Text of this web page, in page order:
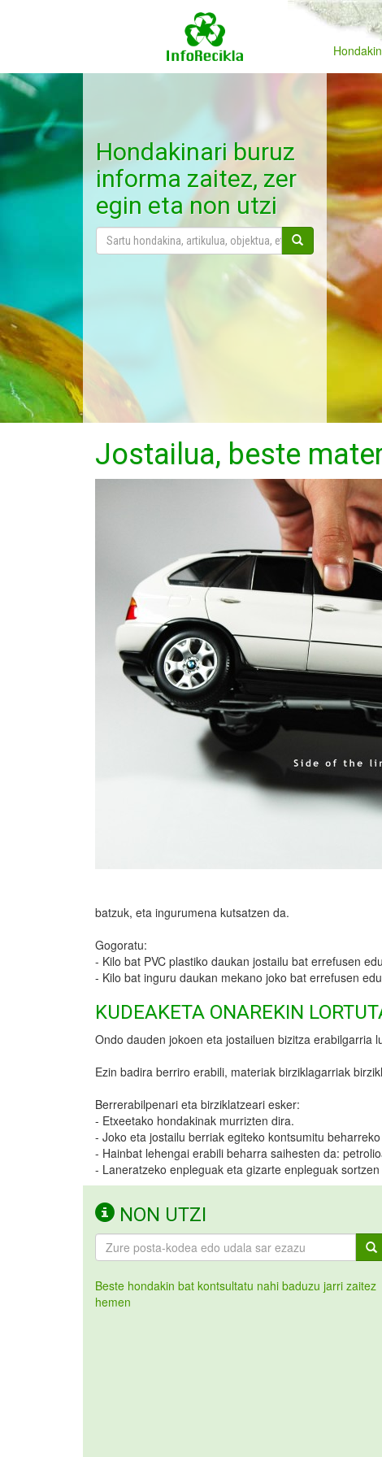
Hondakinari buruz
informa zaitez, zer
egin eta non utzi
Jostailua, beste
batzuk, eta ingurumena kutsatzen da.
Gogoratu:
- Kilo bat PVC plastiko daukan jostailu bat errefusen
- Kilo bat inguru daukan mekano joko bat errefusen
KUDEAKETA ONAREKIN
Ondo dauden jokoen eta jostailuen bizitza erabilgarria
Ezin badira berriro erabili, materiak birziklagarriak
Berrerabilpenari eta birziklatzeari esker:
- Etxeetako hondakinak murrizten dira.
- Joko eta jostailu berriak egiteko kontsumitu
- Hainbat lehengai erabili beharra saihesten da:
- Laneratzeko enpleguak eta gizarte enpleguak sortzen
NON UTZI
Beste hondakin bat kontsultatu nahi baduzu jarri zaitez
hemen